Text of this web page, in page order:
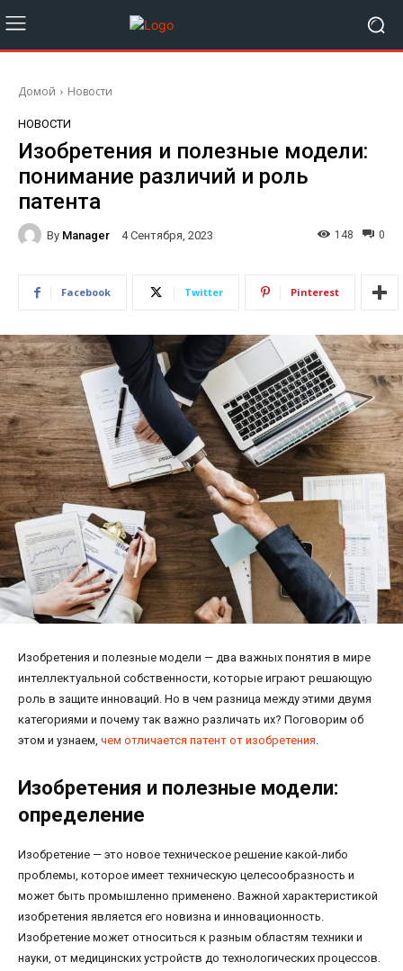
Домой Новости
НОВОСТИ
Изобретения и полезные модели:
понимание различий и роль
патента
By Manager 4 Сентября, 2023 0
148
Facebook Twitter Pinterest
Изобретения и полезные модели — два важных понятия в мире
интеллектуальной собственности, которые играют решающую
роль в защите инноваций. Но в чем разница между этими двумя
категориями и почему так важно различать их? Поговорим об
этом и узнаем, чем отличается патент от изобретения.
Изобретения и полезные модели:
определение
Изобретение — это новое техническое решение какой-либо
проблемы, которое имеет техническую целесообразность и
может быть промышленно применено. Важной характеристикой
изобретения является его новизна и инновационность.
Изобретение может относиться к разным областям техники и
науки, от медицинских устройств до технологических процессов.